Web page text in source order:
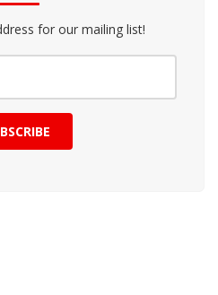
for our mailing list!